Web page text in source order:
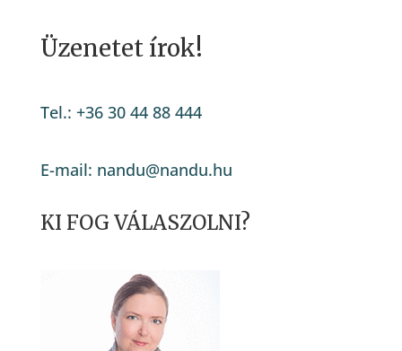
Üzenetet írok!
Tel.: +36 30 44 88 444
E-mail: nandu@nandu.hu
KI FOG VÁLASZOLNI?